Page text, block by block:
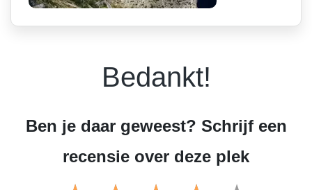
Bedankt!
Ben je daar geweest? Schrijf een
recensie over deze plek